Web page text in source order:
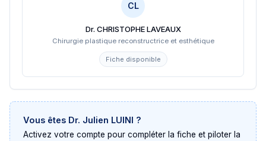
CL
Dr. CHRISTOPHE LAVEAUX
Chirurgie plastique reconstructrice et esthétique
Fiche disponible
Vous êtes Dr. Julien LUINI ?
Activez votre compte pour compléter la fiche et piloter la